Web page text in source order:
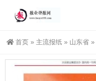
首页 » 主流报纸 » 山东省 »